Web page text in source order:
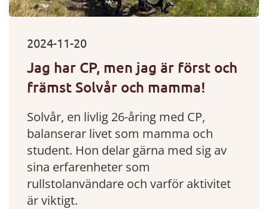
2024-11-20
Jag har CP, men jag är först och
främst Solvår och mamma!
Solvår, en livlig 26-åring med CP,
balanserar livet som mamma och
student. Hon delar gärna med sig av
sina erfarenheter som
rullstolanvändare och varför aktivitet
är viktigt.